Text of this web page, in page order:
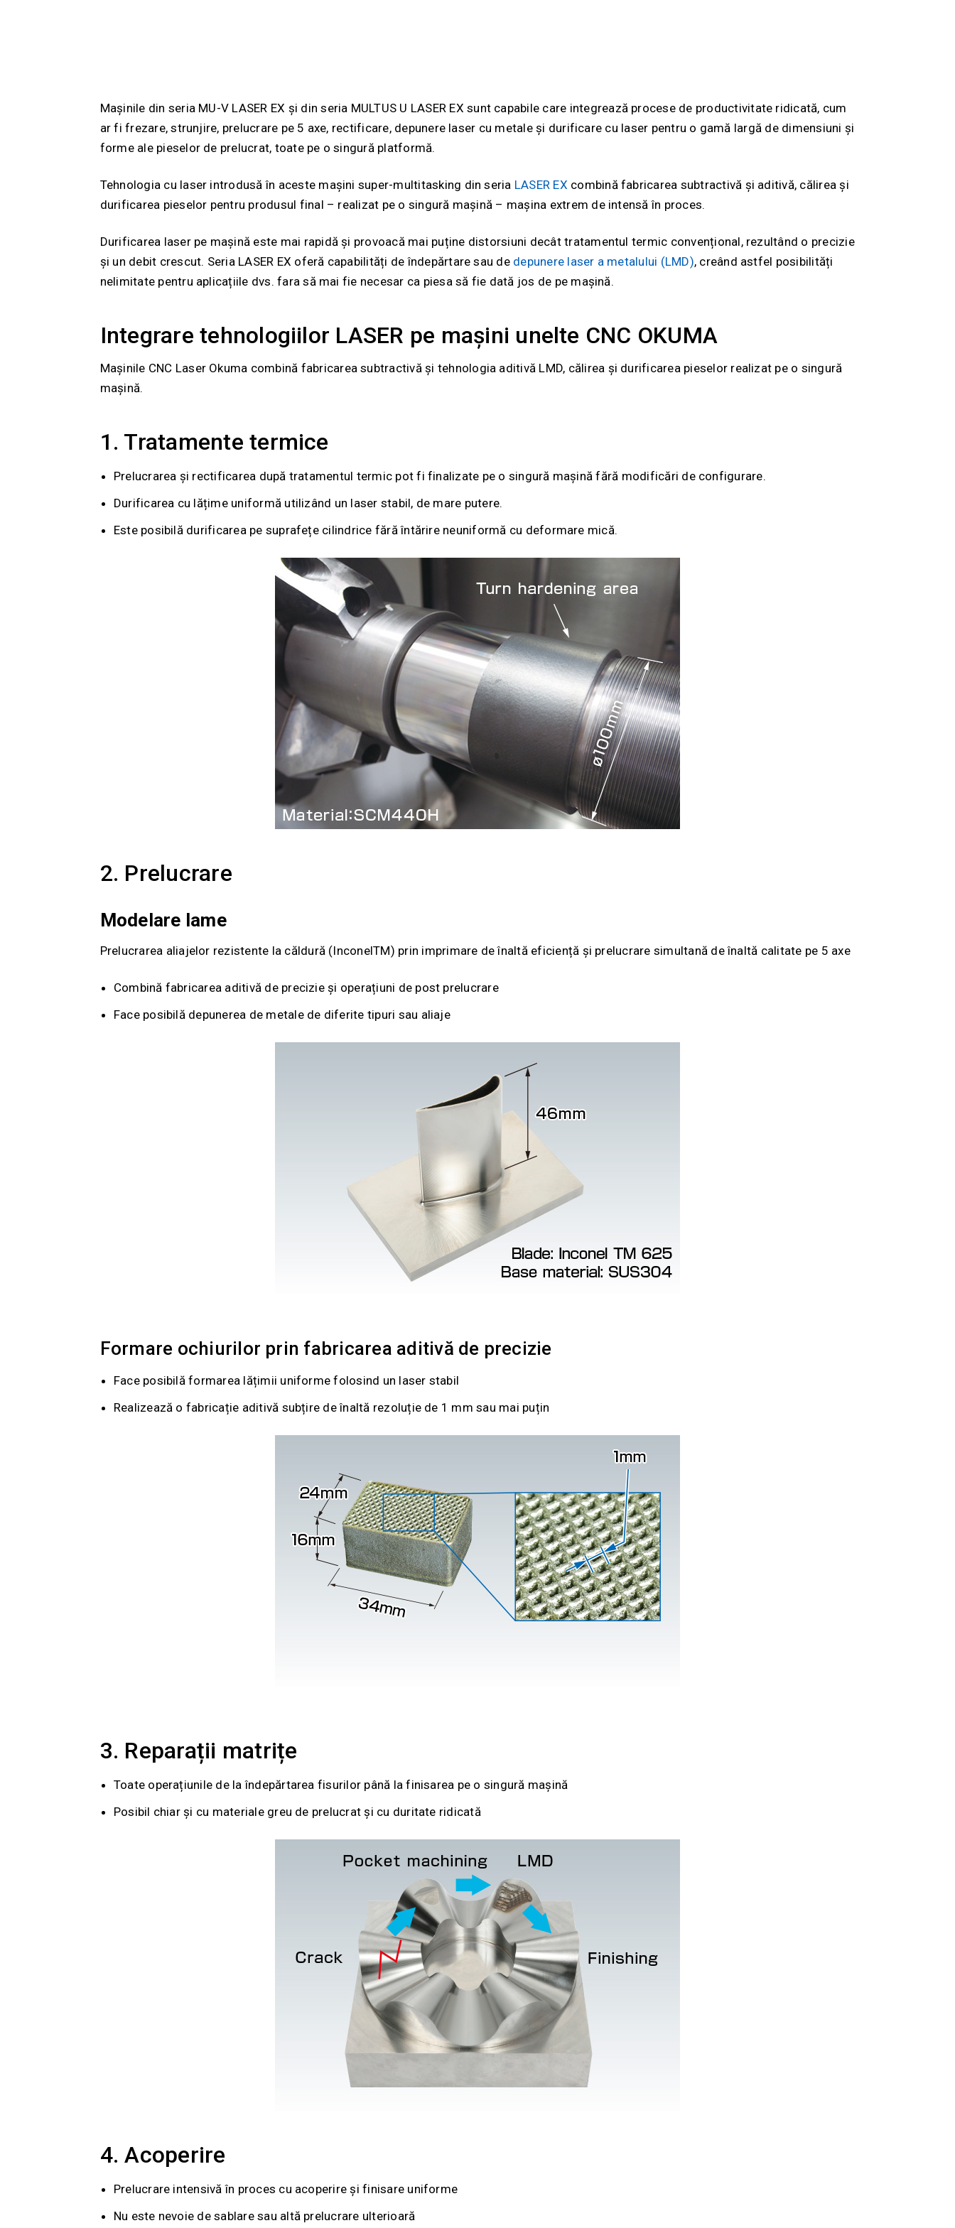
Mașinile din seria MU-V LASER EX și din seria MULTUS U LASER EX sunt capabile care integrează procese de productivitate ridicată, cum
ar fi frezare, strunjire, prelucrare pe 5 axe, rectificare, depunere laser cu metale și durificare cu laser pentru o gamă largă de dimensiuni și
forme ale pieselor de prelucrat, toate pe o singură platformă.
Tehnologia cu laser introdusă în aceste mașini super-multitasking din seria LASER EX combină fabricarea subtractivă și aditivă, călirea și
durificarea pieselor pentru produsul final – realizat pe o singură mașină – mașina extrem de intensă în proces.
Durificarea laser pe mașină este mai rapidă și provoacă mai puține distorsiuni decât tratamentul termic convențional, rezultând o precizie
și un debit crescut. Seria LASER EX oferă capabilități de îndepărtare sau de depunere laser a metalului (LMD), creând astfel posibilități
nelimitate pentru aplicațiile dvs. fara să mai fie necesar ca piesa să fie dată jos de pe mașină.
Integrare tehnologiilor LASER pe mașini unelte CNC OKUMA
Mașinile CNC Laser Okuma combină fabricarea subtractivă și tehnologia aditivă LMD, călirea și durificarea pieselor realizat pe o singură
mașină.
1. Tratamente termice
Prelucrarea și rectificarea după tratamentul termic pot fi finalizate pe o singură mașină fără modificări de configurare.
Durificarea cu lățime uniformă utilizând un laser stabil, de mare putere.
Este posibilă durificarea pe suprafețe cilindrice fără întărire neuniformă cu deformare mică.
2. Prelucrare
Modelare lame
Prelucrarea aliajelor rezistente la căldură (InconelTM) prin imprimare de înaltă eficiență și prelucrare simultană de înaltă calitate pe 5 axe
Combină fabricarea aditivă de precizie și operațiuni de post prelucrare
Face posibilă depunerea de metale de diferite tipuri sau aliaje
Formare ochiurilor prin fabricarea aditivă de precizie
Face posibilă formarea lățimii uniforme folosind un laser stabil
Realizează o fabricație aditivă subțire de înaltă rezoluție de 1 mm sau mai puțin
3. Reparații matrițe
Toate operațiunile de la îndepărtarea fisurilor până la finisarea pe o singură mașină
Posibil chiar și cu materiale greu de prelucrat și cu duritate ridicată
4. Acoperire
Prelucrare intensivă în proces cu acoperire și finisare uniforme
Nu este nevoie de sablare sau altă prelucrare ulterioară